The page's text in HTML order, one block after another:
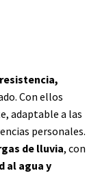
resistencia,
Con ellos
adaptable a las
personales.
de lluvia, con
al agua y